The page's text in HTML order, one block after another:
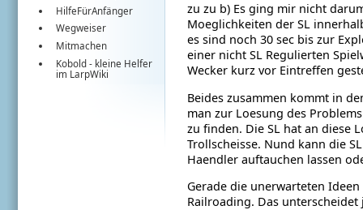
HilfeFürAnfänger
Wegweiser
Mitmachen
Kobold - kleine Helfer
im LarpWiki
zu zu b) Es ging mir nicht
Moeglichkeiten der SL
es sind noch 30 sec bis zur
einer nicht SL Regulierten
Wecker kurz vor Eintreffen
Beides zusammen kommt in
man zur Loesung des
zu finden. Die SL hat an diese
Trollscheisse. Nund kann die
Haendler auftauchen lassen
Gerade die unerwarteten
Railroading. Das